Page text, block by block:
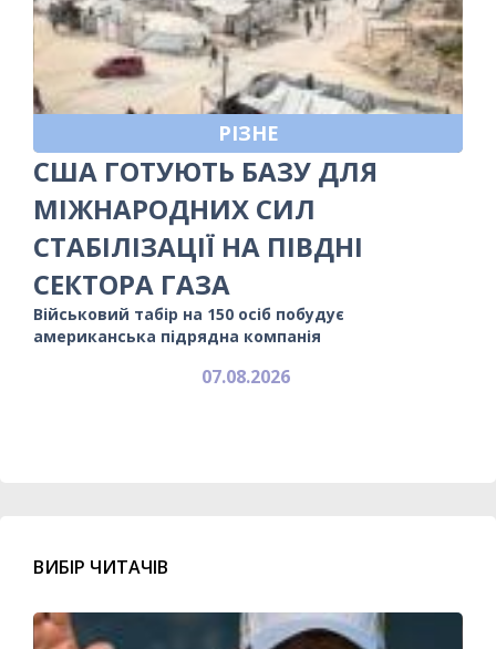
РІЗНЕ
США ГОТУЮТЬ БАЗУ ДЛЯ
МІЖНАРОДНИХ СИЛ
СТАБІЛІЗАЦІЇ НА ПІВДНІ
СЕКТОРА ГАЗА
Військовий табір на 150 осіб побудує
американська підрядна компанія
07.08.2026
ВИБІР ЧИТАЧІВ